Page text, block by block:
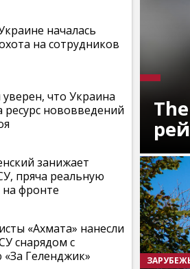
началась
на сотрудников
что Украина
ресурс нововведений
занижает
пряча реальную
фронте
«Ахмата» нанесли
снарядом с
Геленджик»